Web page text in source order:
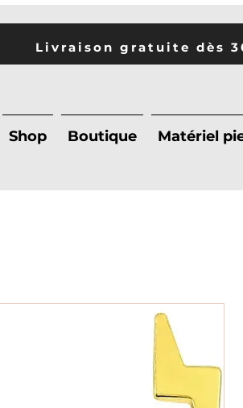
Livraison gratuite dès
Shop Boutique Matériel